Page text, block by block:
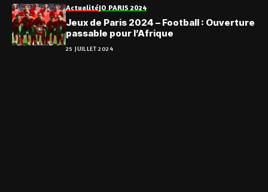
ActualitéJO PARIS 2024
Jeux de Paris 2024 – Football : Ouverture
passable pour l’Afrique
25 JUILLET 2024